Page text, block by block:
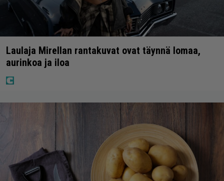
Laulaja Mirellan rantakuvat ovat täynnä lomaa,
aurinkoa ja iloa